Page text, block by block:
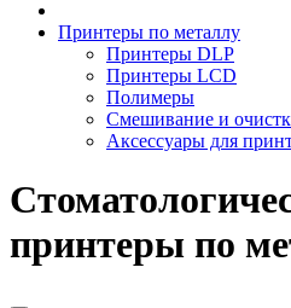
Принтеры по металлу
Принтеры DLP
Принтеры LCD
Полимеры
Смешивание и
Аксессуары для
принтеры по